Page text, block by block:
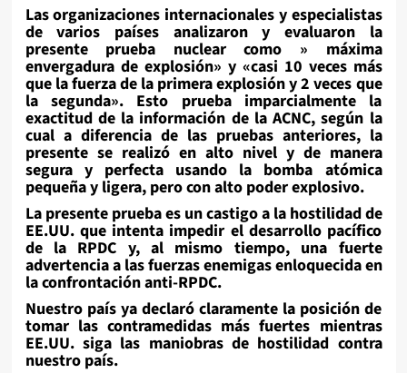
Las organizaciones internacionales y especialistas
de varios países analizaron y evaluaron la
presente prueba nuclear como » máxima
envergadura de explosión» y «casi 10 veces más
que la fuerza de la primera explosión y 2 veces que
la segunda». Esto prueba imparcialmente la
exactitud de la información de la ACNC, según la
cual a diferencia de las pruebas anteriores, la
presente se realizó en alto nivel y de manera
segura y perfecta usando la bomba atómica
pequeña y ligera, pero con alto poder explosivo.
La presente prueba es un castigo a la hostilidad de
EE.UU. que intenta impedir el desarrollo pacífico
de la RPDC y, al mismo tiempo, una fuerte
advertencia a las fuerzas enemigas enloquecida en
la confrontación anti-RPDC.
Nuestro país ya declaró claramente la posición de
tomar las contramedidas más fuertes mientras
EE.UU. siga las maniobras de hostilidad contra
nuestro país.